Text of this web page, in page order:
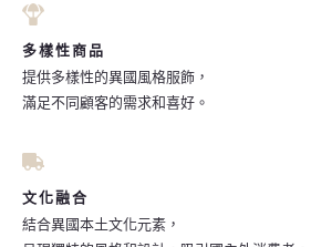
多樣性商品
提供多樣性的異國風格服飾，
滿足不同顧客的需求和喜好。
文化融合
結合異國本土文化元素，